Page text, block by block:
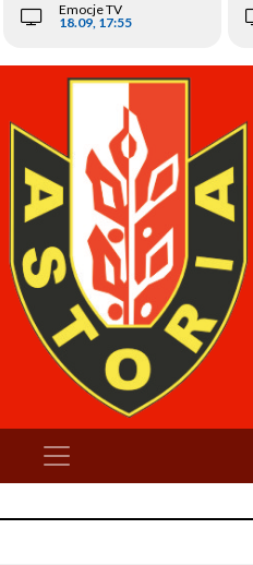
Emocje TV
18.09, 17:55